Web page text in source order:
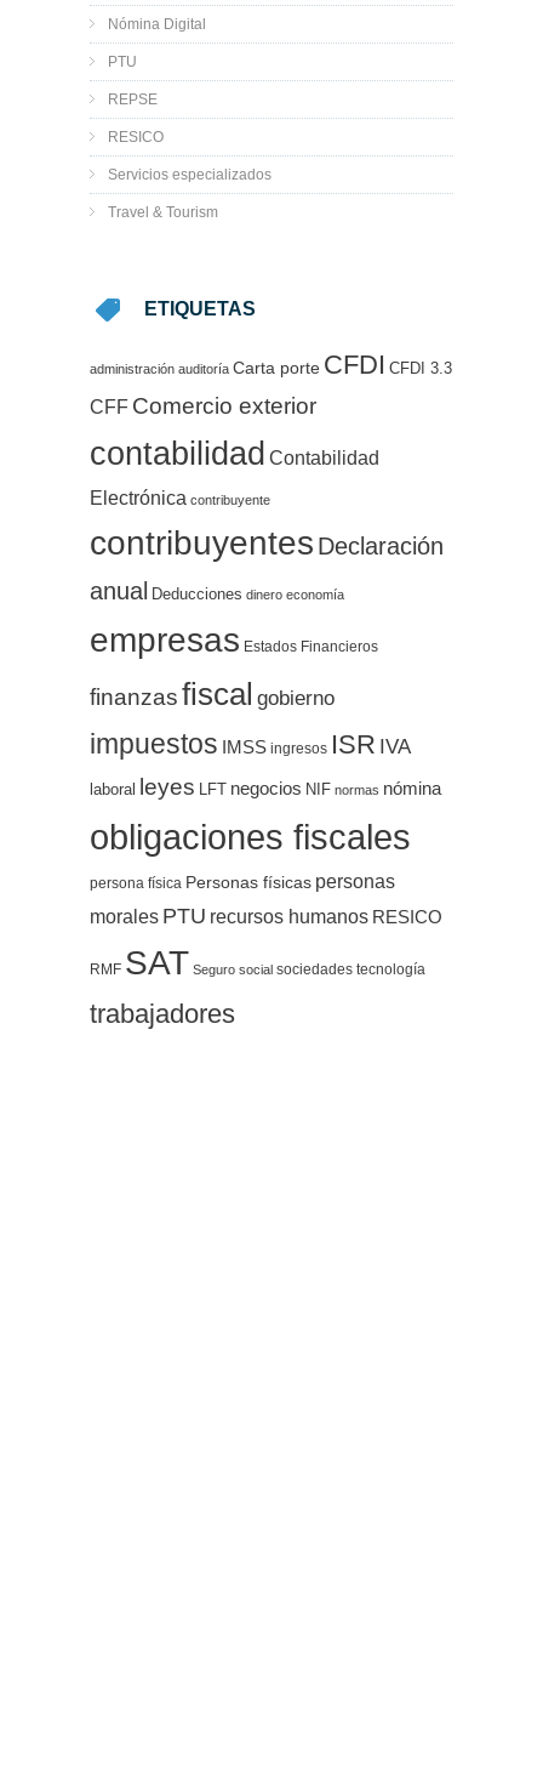
Nómina Digital
PTU
REPSE
RESICO
Servicios especializados
Travel & Tourism
ETIQUETAS
administración auditoría Carta porte CFDI CFDI 3.3
CFF Comercio exterior
contabilidad Contabilidad
Electrónica contribuyente
contribuyentes Declaración
anual Deducciones dinero economía
empresas Estados Financieros
finanzasfiscal gobierno
impuestos IMSS ingresos ISR IVA
laboral leyes LFT negocios NIF normas nómina
obligaciones fiscales
persona física Personas físicas personas
morales PTU recursos humanos RESICO
RMF SAT Seguro social sociedades tecnología
trabajadores